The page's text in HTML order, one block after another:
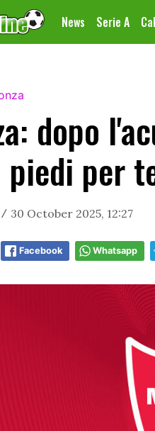
News Serie A
dopo
piedi per
/ 30 October 2025, 12:27
Facebook Whatsapp